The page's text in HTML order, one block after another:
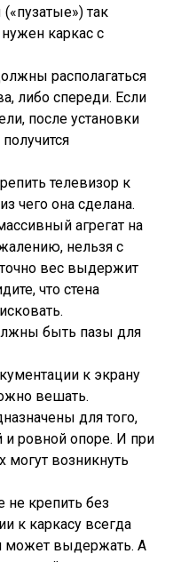
так
каркас с
располагаться
либо спереди. Если
после установки
телевизор к
чего она сделана.
агрегат на
нельзя с
вес выдержит
что стена
быть пазы для
к экрану
вешать.
для того,
и ровной опоре. И при
могут возникнуть
крепить без
к каркасу всегда
может выдержать. А